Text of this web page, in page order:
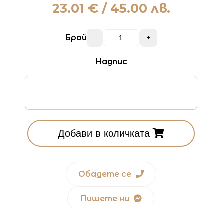
23.01 € / 45.00 лв.
Брой - +
Надпис
Добави в количката
Обадете се
Пишете ни